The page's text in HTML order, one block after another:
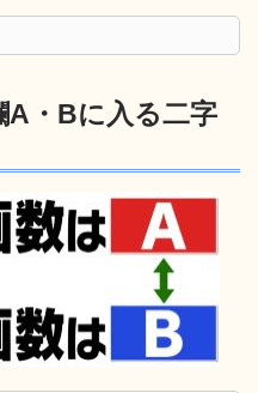
・Bに入る二字